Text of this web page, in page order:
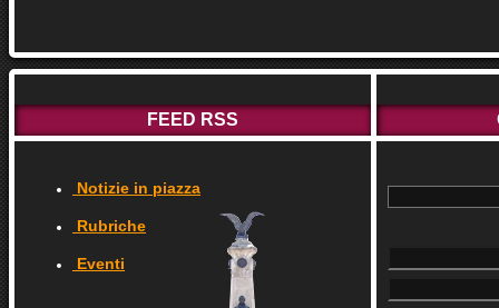
FEED RSS
Notizie in piazza
Rubriche
Eventi